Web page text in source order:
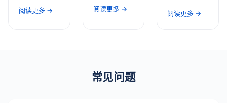
阅读更多 → 阅读更多 →
阅读更多 →
常见问题